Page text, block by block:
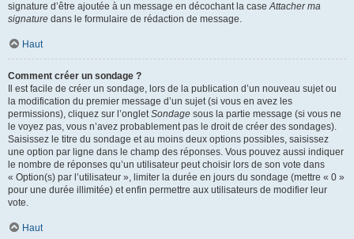
signature d’être ajoutée à un message en décochant la caseAttacher ma
signature dans le formulaire de rédaction de message.
Haut
Comment créer un sondage ?
Il est facile de créer un sondage, lors de la publication d’un nouveau sujet ou
la modification du premier message d’un sujet (si vous en avez les
permissions), cliquez sur l’ongletSondage sous la partie message (si vous ne
le voyez pas, vous n’avez probablement pas le droit de créer des sondages).
Saisissez le titre du sondage et au moins deux options possibles, saisissez
une option par ligne dans le champ des réponses. Vous pouvez aussi indiquer
le nombre de réponses qu’un utilisateur peut choisir lors de son vote dans
« Option(s) par l’utilisateur », limiter la durée en jours du sondage (mettre « 0 »
pour une durée illimitée) et enfin permettre aux utilisateurs de modifier leur
vote.
Haut